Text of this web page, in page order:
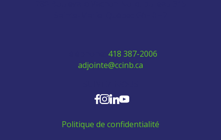
418 387-2006
adjointe@ccinb.ca
Politique de confidentialité